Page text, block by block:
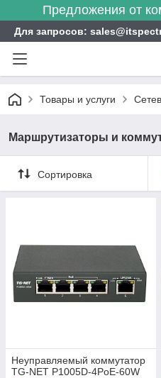
Предложения от
Для запросов:
Товары и услуги
Маршрутизаторы и
Сортировка
Неуправляемый коммутатор
TG-NET P1005D-4PoE-60W